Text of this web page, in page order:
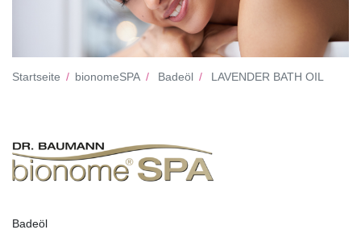
Startseite bionomeSPA Badeöl LAVENDER BATH OIL
Badeöl